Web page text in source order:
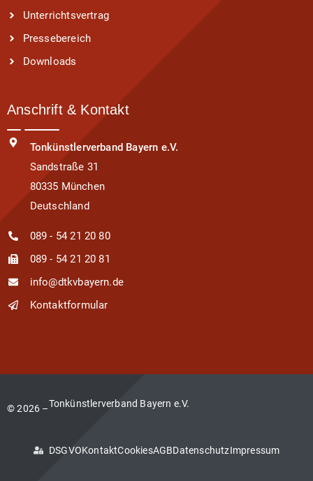
Unterrichtsvertrag
Pressebereich
Downloads
Anschrift & Kontakt
Tonkünstlerverband Bayern e.V.
Sandstraße 31
80335 München
Deutschland
089 - 54 21 20 80
089 - 54 21 20 81
info@dtkvbayern.de
Kontaktformular
© 2026 –Tonkünstlerverband Bayern e.V.
DSGVOKontaktCookiesAGBDatenschutzImpressum